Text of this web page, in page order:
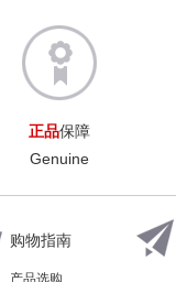
正品保障
Genuine
购物指南
产品选购